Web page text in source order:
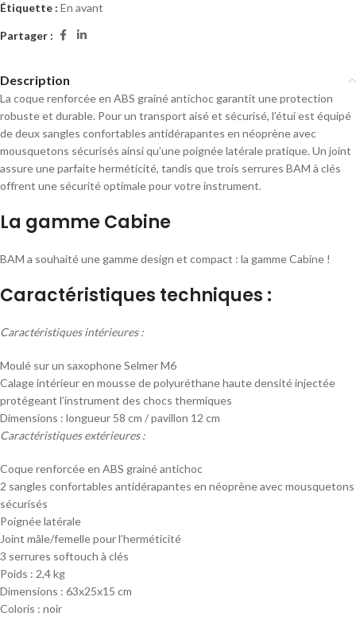
Étiquette : En avant
Partager :
Description
La coque renforcée en ABS grainé antichoc garantit une protection
robuste et durable. Pour un transport aisé et sécurisé, l’étui est équipé
de deux sangles confortables antidérapantes en néoprène avec
mousquetons sécurisés ainsi qu’une poignée latérale pratique. Un joint
assure une parfaite herméticité, tandis que trois serrures BAM à clés
offrent une sécurité optimale pour votre instrument.
La gamme Cabine
BAM a souhaité une gamme design et compact : la gamme Cabine !
Caractéristiques techniques :
Caractéristiques intérieures :
Moulé sur un saxophone Selmer M6
Calage intérieur en mousse de polyuréthane haute densité injectée
protégeant l’instrument des chocs thermiques
Dimensions : longueur 58 cm / pavillon 12 cm
Caractéristiques extérieures :
Coque renforcée en ABS grainé antichoc
2 sangles confortables antidérapantes en néoprène avec mousquetons
sécurisés
Poignée latérale
Joint mâle/femelle pour l’herméticité
3 serrures softouch à clés
Poids : 2,4 kg
Dimensions : 63x25x15 cm
Coloris : noir